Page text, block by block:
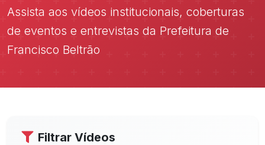
Assista aos vídeos institucionais, coberturas
de eventos e entrevistas da Prefeitura de
Francisco Beltrão
Filtrar Vídeos